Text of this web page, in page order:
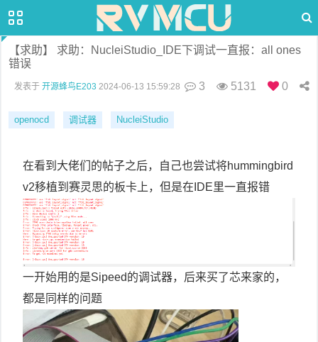
【求助】 求助：NucleiStudio_IDE下调试一直报：all ones
错误
发表于 开源蜂鸟E203 2024-06-13 15:59:28 3 5131 0
openocd 调试器 NucleiStudio
在看到大佬们的帖子之后，自己也尝试将hummingbird
v2移植到赛灵思的板卡上，但是在IDE里一直报错
一开始用的是Sipeed的调试器，后来买了芯来家的，
都是同样的问题